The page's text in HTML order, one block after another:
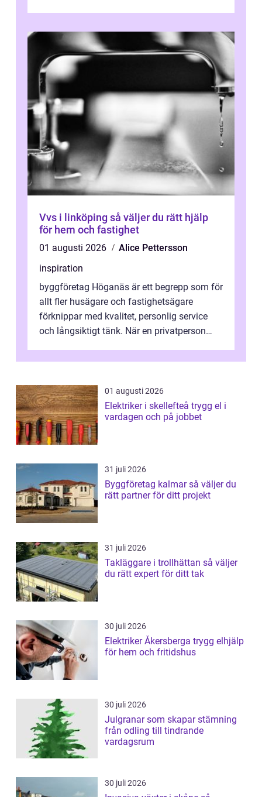
Vvs i linköping så väljer du rätt hjälp
för hem och fastighet
01 augusti 2026
Alice Pettersson
inspiration
byggföretag Höganäs är ett begrepp som för
allt fler husägare och fastighetsägare
förknippar med kvalitet, personlig service
och långsiktigt tänk. När en privatperson
01 augusti 2026
Elektriker i skellefteå trygg el i
vardagen och på jobbet
31 juli 2026
Byggföretag kalmar så väljer du
rätt partner för ditt projekt
31 juli 2026
Takläggare i trollhättan så väljer
du rätt expert för ditt tak
30 juli 2026
Elektriker Åkersberga trygg elhjälp
för hem och fritidshus
30 juli 2026
Julgranar som skapar stämning
från odling till tindrande
vardagsrum
30 juli 2026